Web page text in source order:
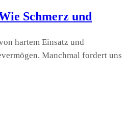
Schmerz und
hartem Einsatz und
Manchmal fordert uns